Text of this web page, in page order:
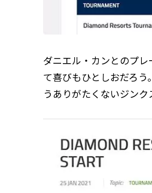
ダニエル・カンとのプ
て喜びもひとしおだろ
うありがたくないジンク